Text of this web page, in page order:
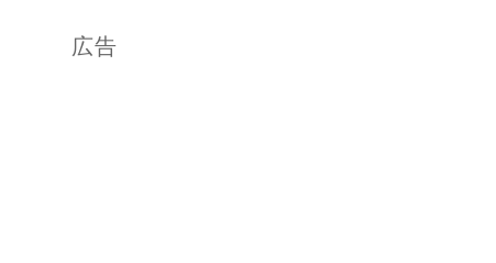
広告